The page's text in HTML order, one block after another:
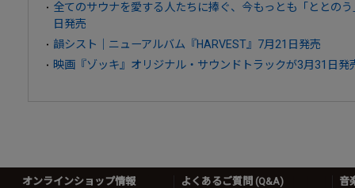
全てのサウナを愛する人たちに捧ぐ、今もっとも「ととの
日発売
韻シスト｜ニューアルバム『HARVEST』7月21日発売
映画『ゾッキ』オリジナル・サウンドトラックが3月31日
オンラインショップ情報 よくあるご質問 (Q&A) 音